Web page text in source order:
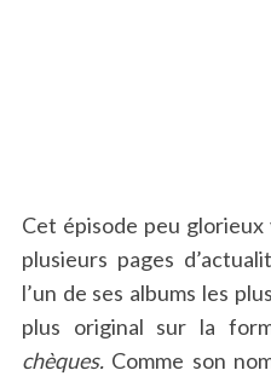
Cet épisode peu glorieux
plusieurs pages
l’un de ses albums les
plus original sur la
chèques. Comme son